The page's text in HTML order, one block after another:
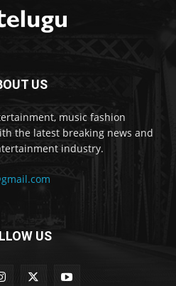
US
music fashion
the latest breaking news and
industry.
US